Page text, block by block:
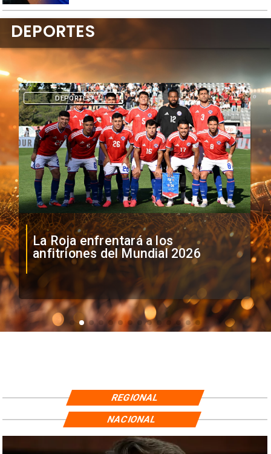
La Roja enfrentará a los
anfitriones del Mundial 2026
DEPORTES
DEPORTES
REGIONAL
NACIONAL